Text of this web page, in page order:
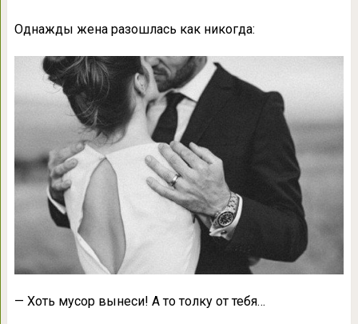
Однажды жена разошлась как никогда:
— Хоть мусор вынеси! А то толку от тебя…